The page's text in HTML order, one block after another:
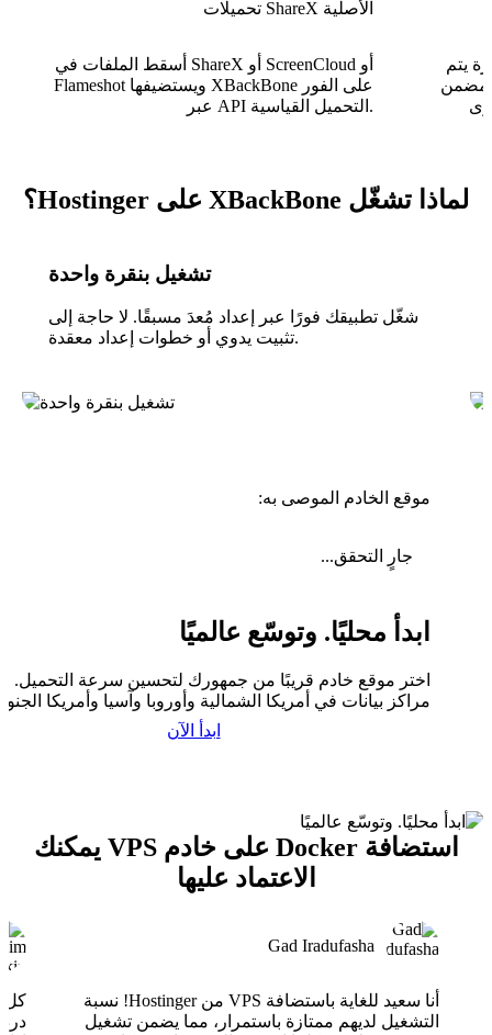
تحميلات ShareX الأصلية
أسقط الملفات في ShareX أو ScreenCloud أو
Flameshot ويستضيفها XBackBone على الفور
عبر API التحميل القياسية.
يتم
لماذا تشغّل XBackBone على Hostinger؟
تشغيل بنقرة واحدة
شغّل تطبيقك فورًا عبر إعداد مُعدَ مسبقًا. لا حاجة إلى
تثبيت يدوي أو خطوات إعداد معقدة.
موقع الخادم الموصى به:
جارٍ التحقق...
ابدأ محليًا. وتوسّع عالميًا
اختر موقع خادم قريبًا من جمهورك لتحسين سرعة التحميل.
مراكز بيانات في أمريكا الشمالية وأوروبا وآسيا وأمريكا
ابدأ الآن
استضافة Docker على خادم VPS يمكنك
الاعتماد عليها
Gad Iradufasha
أنا سعيد للغاية باستضافة VPS من Hostinger! نسبة
التشغيل لديهم ممتازة باستمرار، مما يضمن تشغيل